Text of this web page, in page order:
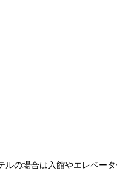
の場合は入館やエレベー